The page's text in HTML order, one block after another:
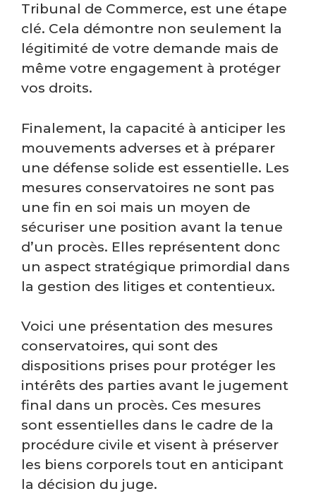
Tribunal de Commerce, est une étape
clé. Cela démontre non seulement la
légitimité de votre demande mais de
même votre engagement à protéger
vos droits.
Finalement, la capacité à anticiper les
mouvements adverses et à préparer
une défense solide est essentielle. Les
mesures conservatoires ne sont pas
une fin en soi mais un moyen de
sécuriser une position avant la tenue
d’un procès. Elles représentent donc
un aspect stratégique primordial dans
la gestion des litiges et contentieux.
Voici une présentation des mesures
conservatoires, qui sont des
dispositions prises pour protéger les
intérêts des parties avant le jugement
final dans un procès. Ces mesures
sont essentielles dans le cadre de la
procédure civile et visent à préserver
les biens corporels tout en anticipant
la décision du juge.